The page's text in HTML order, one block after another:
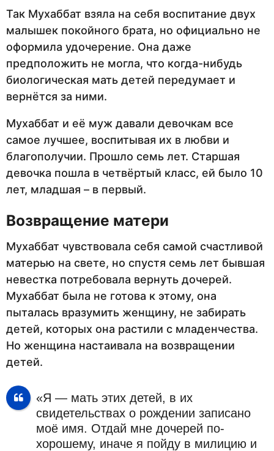
Так Мухаббат взяла на себя воспитание двух
малышек покойного брата, но официально не
оформила удочерение. Она даже
предположить не могла, что когда-нибудь
биологическая мать детей передумает и
вернётся за ними.
Мухаббат и её муж давали девочкам все
самое лучшее, воспитывая их в любви и
благополучии. Прошло семь лет. Старшая
девочка пошла в четвёртый класс, ей было 10
лет, младшая – в первый.
Возвращение матери
Мухаббат чувствовала себя самой счастливой
матерью на свете, но спустя семь лет бывшая
невестка потребовала вернуть дочерей.
Мухаббат была не готова к этому, она
пыталась вразумить женщину, не забирать
детей, которых она растили с младенчества.
Но женщина настаивала на возвращении
детей.
«Я — мать этих детей, в их
свидетельствах о рождении записано
моё имя. Отдай мне дочерей по-
хорошему, иначе я пойду в милицию и